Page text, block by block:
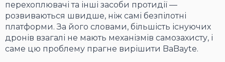
перехоплювачі та інші засоби протидії —
розвиваються швидше, ніж самі безпілотні
платформи. За його словами, більшість існуючих
дронів взагалі не мають механізмів самозахисту, і
саме цю проблему прагне вирішити BaBayte.